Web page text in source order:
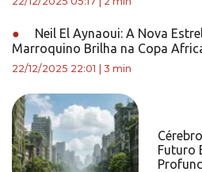
●
Neil El Aynaoui: A Nova
Marroquino Brilha na Copa
22/12/2025 22:01 3 min
Futuro